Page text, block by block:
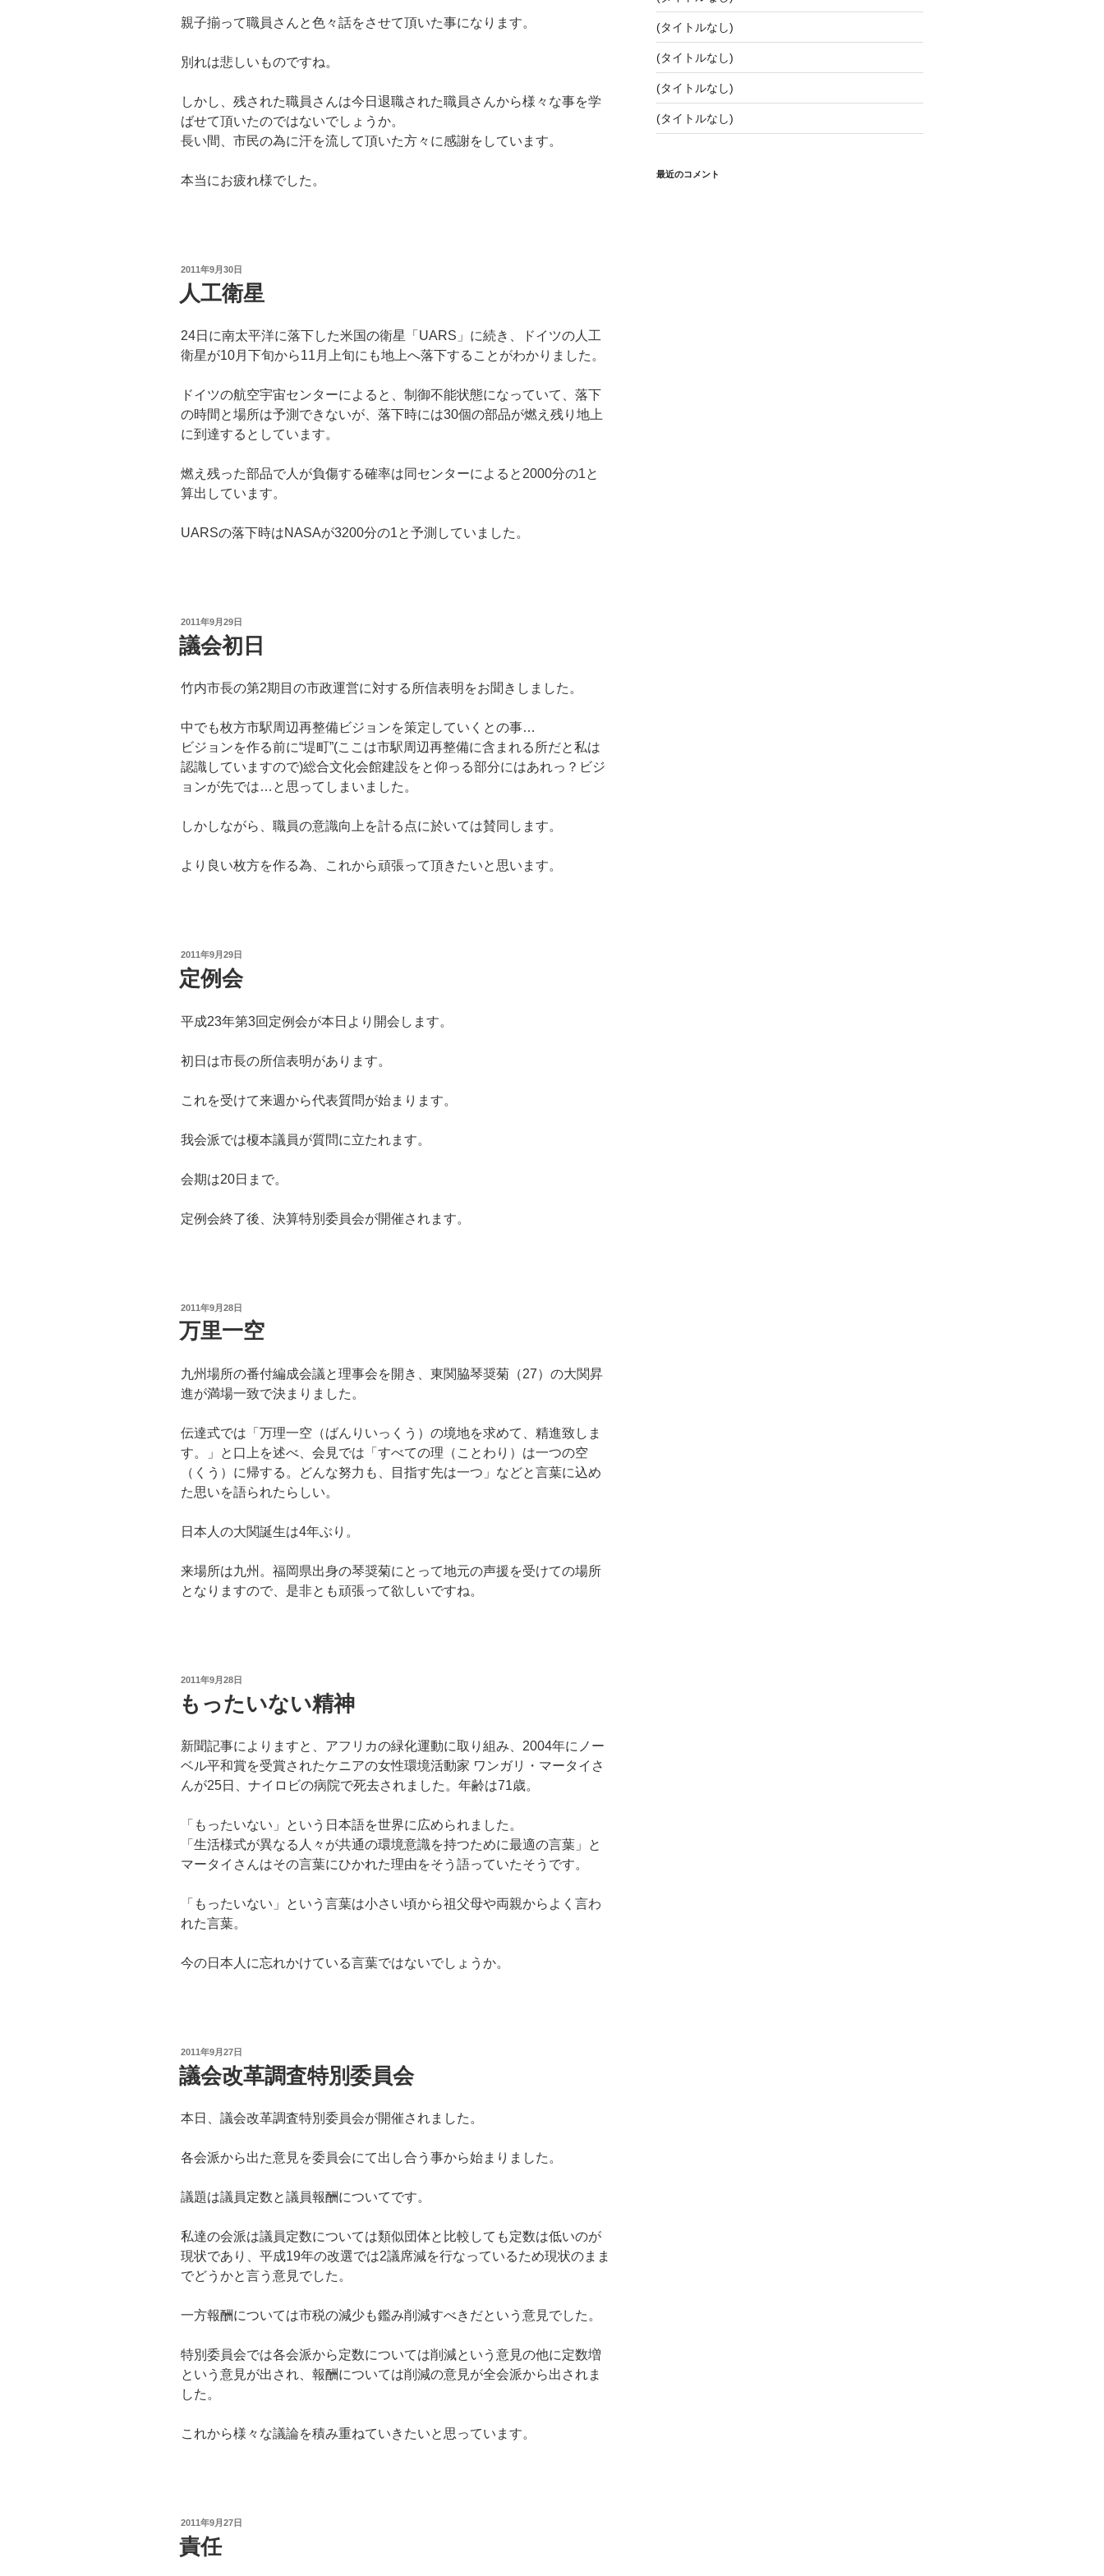
親子揃って職員さんと色々話をさせて頂いた事になります。
別れは悲しいものですね。
しかし、残された職員さんは今日退職された職員さんから様々な事を学
ばせて頂いたのではないでしょうか。
長い間、市民の為に汗を流して頂いた方々に感謝をしています。
本当にお疲れ様でした。
投
稿
日:
2011年9月30日
人工衛星
24日に南太平洋に落下した米国の衛星「UARS」に続き、ドイツの人工
衛星が10月下旬から11月上旬にも地上へ落下することがわかりました。
ドイツの航空宇宙センターによると、制御不能状態になっていて、落下
の時間と場所は予測できないが、落下時には30個の部品が燃え残り地上
に到達するとしています。
燃え残った部品で人が負傷する確率は同センターによると2000分の1と
算出しています。
UARSの落下時はNASAが3200分の1と予測していました。
投
稿
日:
2011年9月29日
議会初日
竹内市長の第2期目の市政運営に対する所信表明をお聞きしました。
中でも枚方市駅周辺再整備ビジョンを策定していくとの事…
ビジョンを作る前に“堤町”(ここは市駅周辺再整備に含まれる所だと私は
認識していますので)総合文化会館建設をと仰っる部分にはあれっ？ビジ
ョンが先では…と思ってしまいました。
しかしながら、職員の意識向上を計る点に於いては賛同します。
より良い枚方を作る為、これから頑張って頂きたいと思います。
投
稿
日:
2011年9月29日
定例会
平成23年第3回定例会が本日より開会します。
初日は市長の所信表明があります。
これを受けて来週から代表質問が始まります。
我会派では榎本議員が質問に立たれます。
会期は20日まで。
定例会終了後、決算特別委員会が開催されます。
投
稿
日:
2011年9月28日
万里一空
九州場所の番付編成会議と理事会を開き、東関脇琴奨菊（27）の大関昇
進が満場一致で決まりました。
伝達式では「万理一空（ばんりいっくう）の境地を求めて、精進致しま
す。」と口上を述べ、会見では「すべての理（ことわり）は一つの空
（くう）に帰する。どんな努力も、目指す先は一つ」などと言葉に込め
た思いを語られたらしい。
日本人の大関誕生は4年ぶり。
来場所は九州。福岡県出身の琴奨菊にとって地元の声援を受けての場所
となりますので、是非とも頑張って欲しいですね。
投
稿
日:
2011年9月28日
もったいない精神
新聞記事によりますと、アフリカの緑化運動に取り組み、2004年にノー
ベル平和賞を受賞されたケニアの女性環境活動家 ワンガリ・マータイさ
んが25日、ナイロビの病院で死去されました。年齢は71歳。
「もったいない」という日本語を世界に広められました。
「生活様式が異なる人々が共通の環境意識を持つために最適の言葉」と
マータイさんはその言葉にひかれた理由をそう語っていたそうです。
「もったいない」という言葉は小さい頃から祖父母や両親からよく言わ
れた言葉。
今の日本人に忘れかけている言葉ではないでしょうか。
投
稿
日:
2011年9月27日
議会改革調査特別委員会
本日、議会改革調査特別委員会が開催されました。
各会派から出た意見を委員会にて出し合う事から始まりました。
議題は議員定数と議員報酬についてです。
私達の会派は議員定数については類似団体と比較しても定数は低いのが
現状であり、平成19年の改選では2議席減を行なっているため現状のまま
でどうかと言う意見でした。
一方報酬については市税の減少も鑑み削減すべきだという意見でした。
特別委員会では各会派から定数については削減という意見の他に定数増
という意見が出され、報酬については削減の意見が全会派から出されま
した。
これから様々な議論を積み重ねていきたいと思っています。
投
稿
日:
2011年9月27日
責任
(タイトルなし)
(タイトルなし)
(タイトルなし)
(タイトルなし)
最近のコメント